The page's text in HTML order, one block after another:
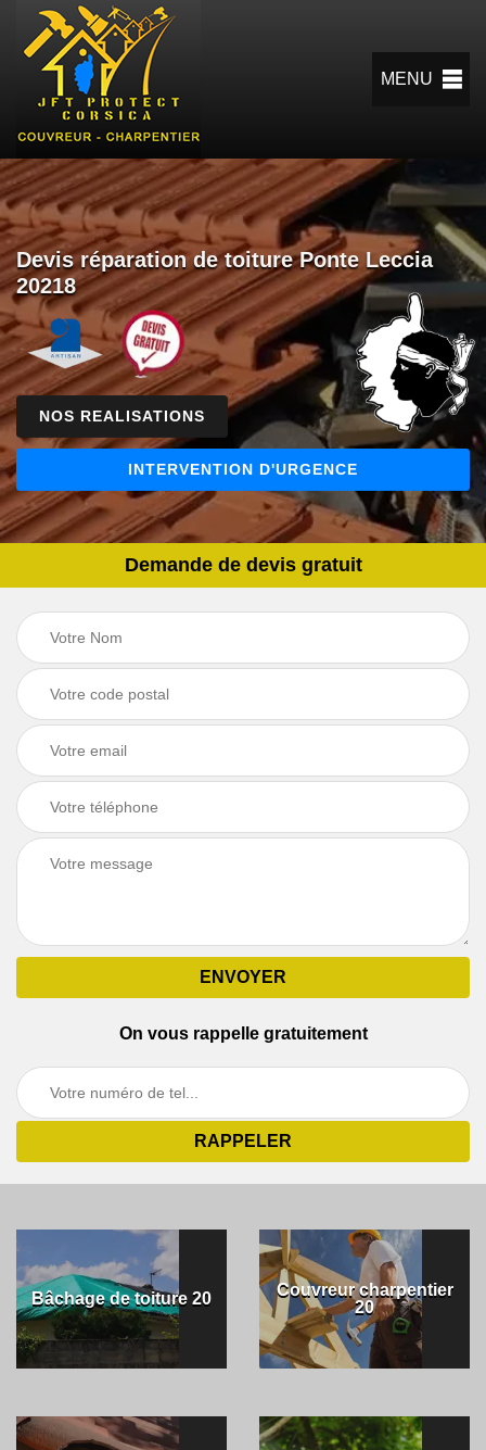
MENU
Devis réparation de toiture Ponte Leccia
20218
NOS REALISATIONS
INTERVENTION D'URGENCE
Demande de devis gratuit
On vous rappelle gratuitement
Bâchage de toiture 20
Couvreur charpentier
20